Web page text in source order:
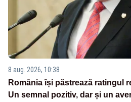
8 aug. 2026, 10:38
România își păstrează ratingul
Un semnal pozitiv, dar și un